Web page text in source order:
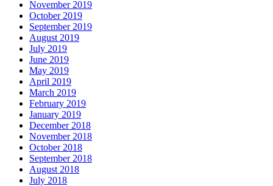
November 2019
October 2019
September 2019
August 2019
July 2019
June 2019
May 2019
April 2019
March 2019
February 2019
January 2019
December 2018
November 2018
October 2018
September 2018
August 2018
July 2018